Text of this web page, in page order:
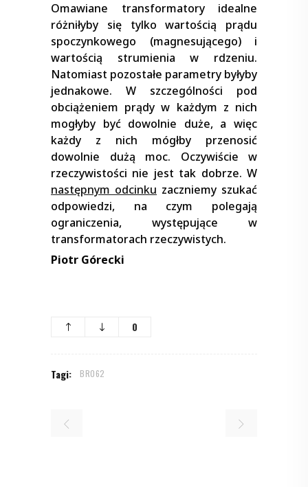
Omawiane transformatory idealne
różniłyby się tylko wartością prądu
spoczynkowego (magnesującego) i
wartością strumienia w rdzeniu.
Natomiast pozostałe parametry byłyby
jednakowe. W szczególności pod
obciążeniem prądy w każdym z nich
mogłyby być dowolnie duże, a więc
każdy z nich mógłby przenosić
dowolnie dużą moc. Oczywiście w
rzeczywistości nie jest tak dobrze. W
następnym odcinku zaczniemy szukać
odpowiedzi, na czym polegają
ograniczenia, występujące w
transformatorach rzeczywistych.
Piotr Górecki
0
Tagi: BR062